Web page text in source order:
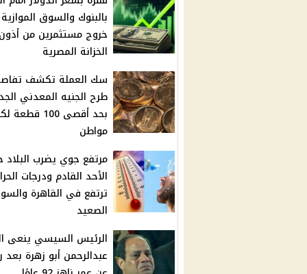
بالبنوك والسوق
خروج مستثمرين من
الخزانة المصرية
سك العملة تكشف
طرح الجنيه المعدني
بحد أقصى 100
مواطن
مرتفع جوي يضرب
الأحد القادم ودرجات
ترتفع في القاهرة
الصعيد
الرئيس السيسي ينعى
عبدالرحمن أبو زهرة بعد